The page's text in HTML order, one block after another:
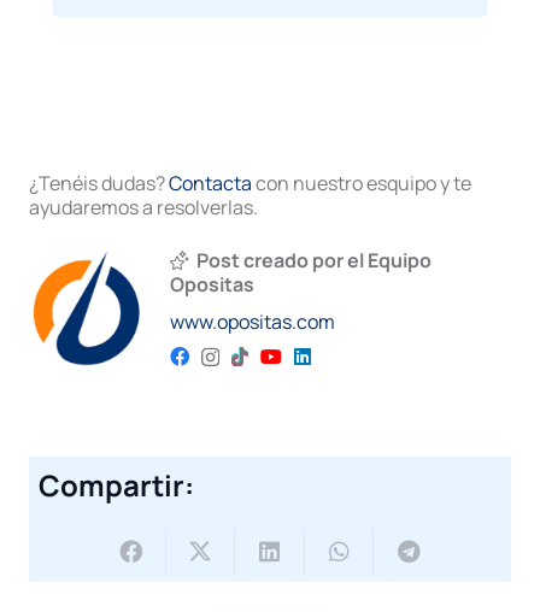
31.12.25
Publicación de la convocatoria
16.07.25
Publicación Oferta de Empleo
¿Tenéis dudas?Contactacon nuestro esquipo y te
ayudaremos a resolverlas.
Post creado por el Equipo
Opositas
www.opositas.com
Compartir: